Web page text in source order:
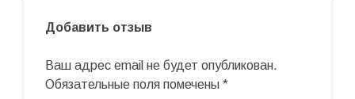
Добавить отзыв
Ваш адрес email не будет опубликован.
Обязательные поля помечены *